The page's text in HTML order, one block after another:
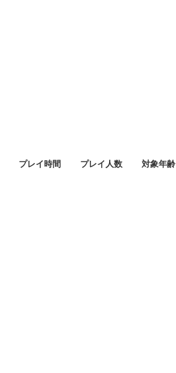
プレイ時間 プレイ人数 対象年齢